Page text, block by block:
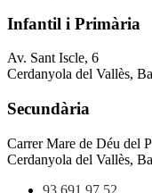
Infantil i Primària
Av. Sant Iscle, 6
Cerdanyola del Vallès,
Secundària
Carrer Mare de Déu del
Cerdanyola del Vallès,
93 691 97 52